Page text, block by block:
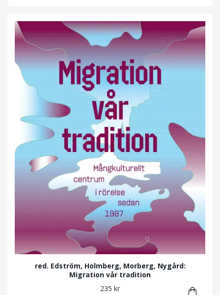
red. Edström, Holmberg, Morberg, Nygård:
Migration vår tradition
235 kr